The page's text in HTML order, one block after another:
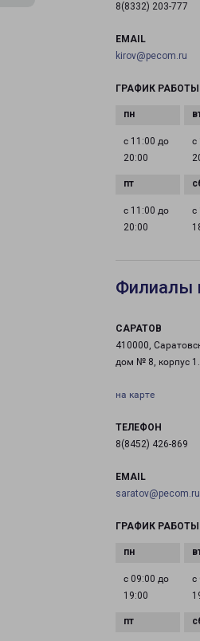
8(8332) 203-777
EMAIL
kirov@pecom.ru
ГРАФИК РАБОТЫ
с 11:00 до
20:00
с
с 11:00 до
20:00
с
Филиалы
САРАТОВ
410000,
дом № 8, корпус 1.
на карте
ТЕЛЕФОН
8(8452) 426-869
EMAIL
saratov@pecom.ru
ГРАФИК РАБОТЫ
с 09:00 до
19:00
с